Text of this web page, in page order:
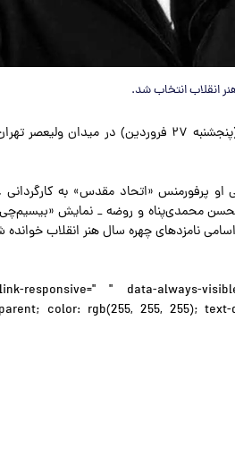
انقلاب انتخاب شد.
به گزارش پارسینه، به نقل از ایسنا، آیین پایانی هفته هنر انقلاب امشب (پنجشنبه ۲۷ فروردین) در
پرفورمنس «اتحاد مقدس» به کارگردانی
محمدی‌پناه و روضه _ نمایش
نامزدهای چهره سال هنر انقلاب خوانده
link-responsive=" " data-always-
color: rgb(255, 255, 255);